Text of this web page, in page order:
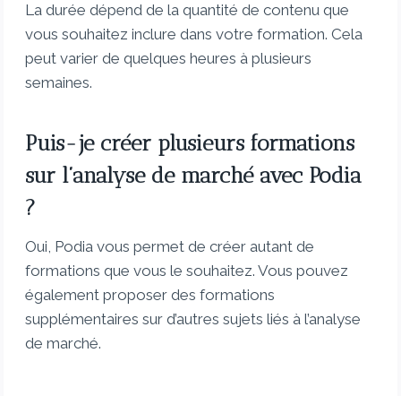
La durée dépend de la quantité de contenu que
vous souhaitez inclure dans votre formation. Cela
peut varier de quelques heures à plusieurs
semaines.
Puis-je créer plusieurs formations
sur l’analyse de marché avec Podia
?
Oui, Podia vous permet de créer autant de
formations que vous le souhaitez. Vous pouvez
également proposer des formations
supplémentaires sur d’autres sujets liés à l’analyse
de marché.